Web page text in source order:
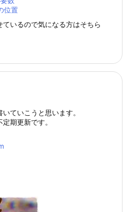
位置
いるので気になる方はそちら
ていこうと思います。
期更新です。